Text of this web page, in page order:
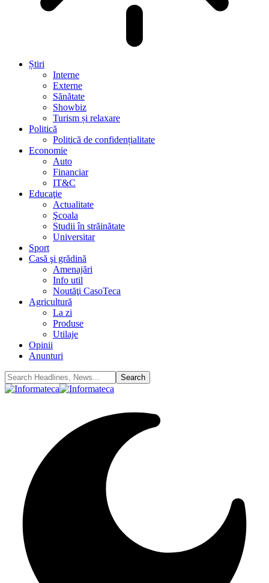
Știri
Interne
Externe
Sănătate
Showbiz
Turism și relaxare
Politică
Politică de confidențialitate
Economie
Auto
Financiar
IT&C
Educaţie
Actualitate
Şcoala
Studii în străinătate
Universitar
Sport
Casă şi grădină
Amenajări
Info util
Noutăţi CasoTeca
Agricultură
La zi
Produse
Utilaje
Opinii
Anunturi